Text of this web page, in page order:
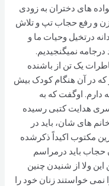
های دختران به زودی
و رفع حجاب تپ و تلاش
درتخیل وحیات ما و
نمیگنجیدیم.
یک تن از باشنده
که در آن هنگام کودک بیش
دارم. اوگفت که به
هدایت کتبی رسیده
های شان، باید در
مکتوب اکیداً ذکرشده
حجاب باید درمراسم
ولا از شنیدن چنین
نمی خواستند زنان خود را